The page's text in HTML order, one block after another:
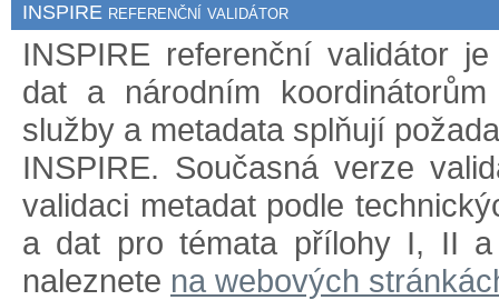
INSPIRE referenční validátor
INSPIRE referenční validátor
dat a národním
služby a metadata splňují
INSPIRE. Současná verze
validaci metadat podle
a dat pro témata přílohy I, II a
naleznete na webových